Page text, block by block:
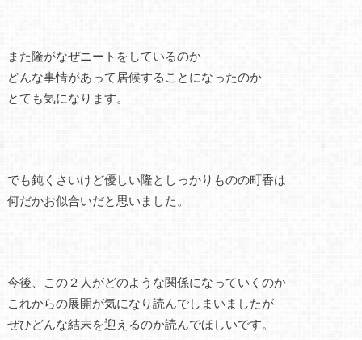
また隆がなぜニートをしているのか
どんな事情があって居候することになったのか
とても気になります。
でも鈍くさいけど優しい隆としっかりものの町香は
何だかお似合いだと思いました。
今後、この２人がどのような関係になっていくのか
これからの展開が気になり読んでしまいましたが
ぜひどんな結末を迎えるのか読んでほしいです。